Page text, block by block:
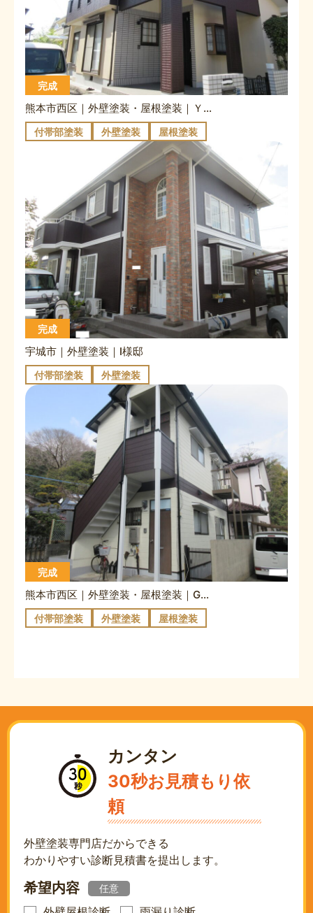
完成
熊本市西区｜外壁塗装・屋根塗装｜Ｙ様邸
付帯部塗装 外壁塗装 屋根塗装
完成
宇城市｜外壁塗装｜I様邸
付帯部塗装 外壁塗装
完成
熊本市西区｜外壁塗装・屋根塗装｜Gハイツ
付帯部塗装 外壁塗装 屋根塗装
カンタン
30秒お見積もり依
頼
外壁塗装専門店だからできる
わかりやすい診断見積書を提出します。
希望内容 任意